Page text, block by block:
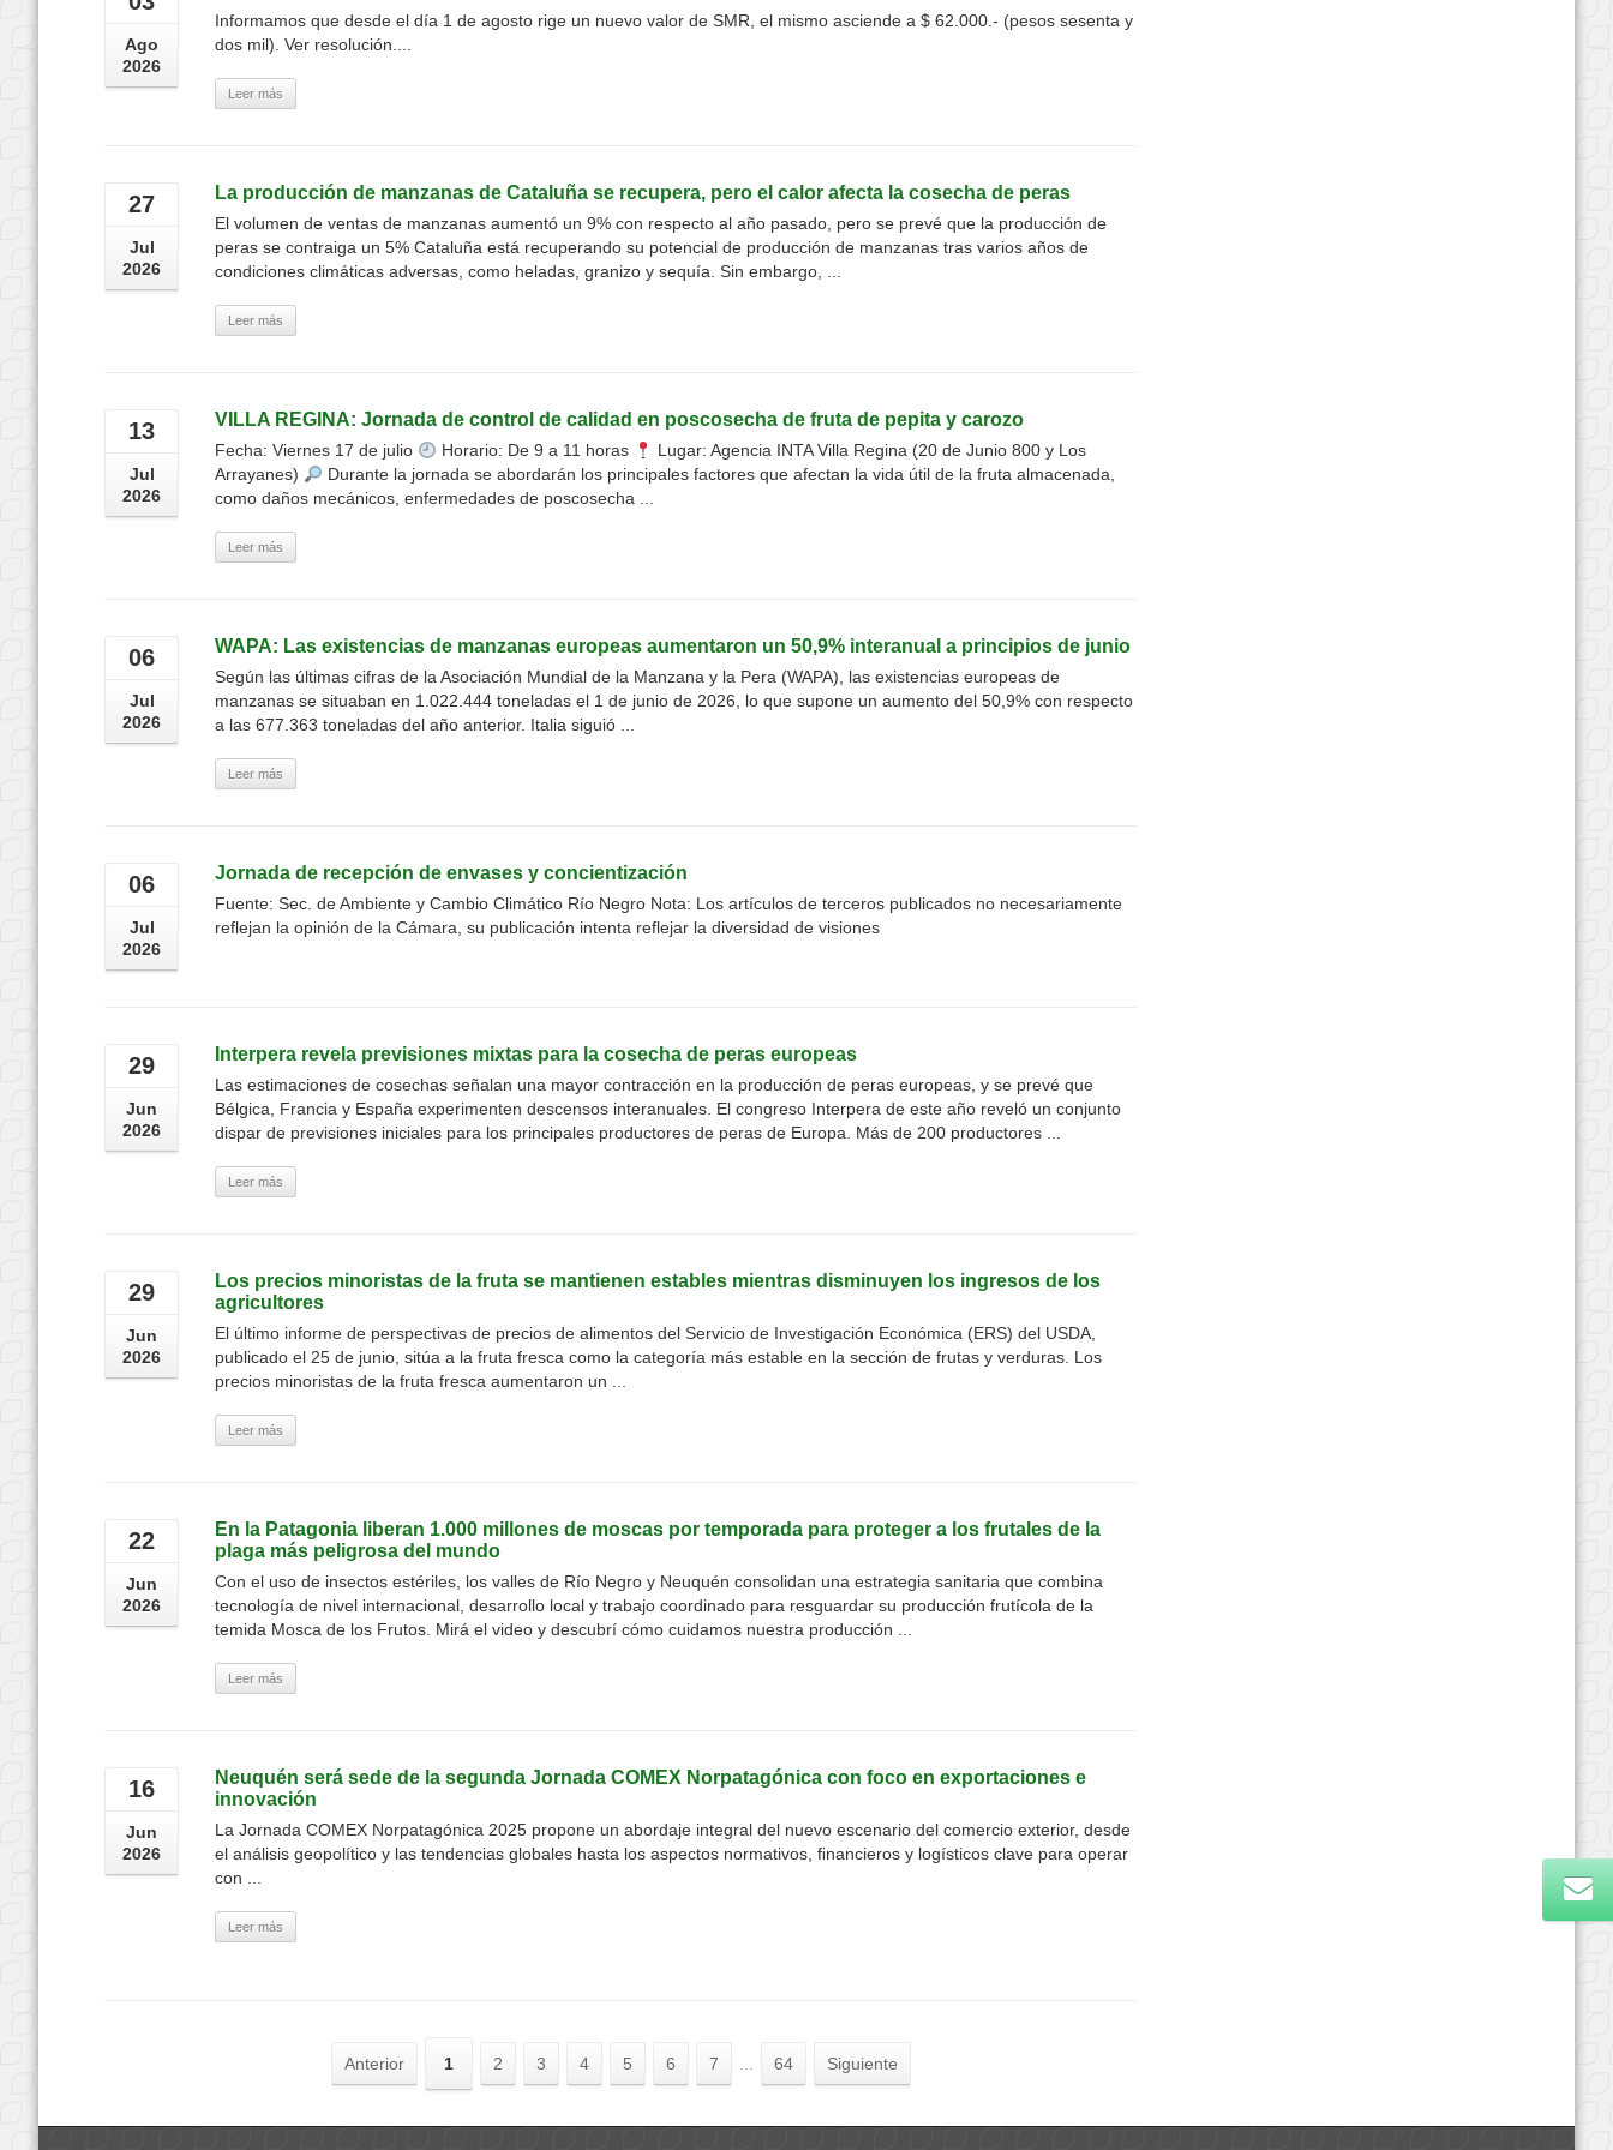
Ago
2026
Informamos que desde el día 1 de agosto rige un nuevo valor de SMR, el mismo asciende a $ 62.000.- (pesos sesenta y
dos mil). Ver resolución....
Leer más
27
Jul
2026
La producción de manzanas de Cataluña se recupera, pero el calor afecta la cosecha de peras
El volumen de ventas de manzanas aumentó un 9% con respecto al año pasado, pero se prevé que la producción de
peras se contraiga un 5% Cataluña está recuperando su potencial de producción de manzanas tras varios años de
condiciones climáticas adversas, como heladas, granizo y sequía. Sin embargo, ...
Leer más
13
Jul
2026
VILLA REGINA: Jornada de control de calidad en poscosecha de fruta de pepita y carozo
Fecha: Viernes 17 de julio Horario: De 9 a 11 horas
Lugar: Agencia INTA Villa Regina (20 de Junio 800 y Los
Arrayanes)
Durante la jornada se abordarán los principales factores que afectan la vida útil de la fruta almacenada,
como daños mecánicos, enfermedades de poscosecha ...
Leer más
06
Jul
2026
WAPA: Las existencias de manzanas europeas aumentaron un 50,9% interanual a principios de junio
Según las últimas cifras de la Asociación Mundial de la Manzana y la Pera (WAPA), las existencias europeas de
manzanas se situaban en 1.022.444 toneladas el 1 de junio de 2026, lo que supone un aumento del 50,9% con respecto
a las 677.363 toneladas del año anterior. Italia siguió ...
Leer más
06
Jul
2026
Jornada de recepción de envases y concientización
Fuente: Sec. de Ambiente y Cambio Climático Río Negro Nota: Los artículos de terceros publicados no necesariamente
reflejan la opinión de la Cámara, su publicación intenta reflejar la diversidad de visiones
29
Jun
2026
Interpera revela previsiones mixtas para la cosecha de peras europeas
Las estimaciones de cosechas señalan una mayor contracción en la producción de peras europeas, y se prevé que
Bélgica, Francia y España experimenten descensos interanuales. El congreso Interpera de este año reveló un conjunto
dispar de previsiones iniciales para los principales productores de peras de Europa. Más de 200 productores ...
Leer más
29
Jun
2026
Los precios minoristas de la fruta se mantienen estables mientras disminuyen los ingresos de los
agricultores
El último informe de perspectivas de precios de alimentos del Servicio de Investigación Económica (ERS) del USDA,
publicado el 25 de junio, sitúa a la fruta fresca como la categoría más estable en la sección de frutas y verduras. Los
precios minoristas de la fruta fresca aumentaron un ...
Leer más
22
Jun
2026
En la Patagonia liberan 1.000 millones de moscas por temporada para proteger a los frutales de la
plaga más peligrosa del mundo
Con el uso de insectos estériles, los valles de Río Negro y Neuquén consolidan una estrategia sanitaria que combina
tecnología de nivel internacional, desarrollo local y trabajo coordinado para resguardar su producción frutícola de la
temida Mosca de los Frutos. Mirá el video y descubrí cómo cuidamos nuestra producción ...
Leer más
16
Jun
2026
Neuquén será sede de la segunda Jornada COMEX Norpatagónica con foco en exportaciones e
innovación
La Jornada COMEX Norpatagónica 2025 propone un abordaje integral del nuevo escenario del comercio exterior, desde
el análisis geopolítico y las tendencias globales hasta los aspectos normativos, ﬁnancieros y logísticos clave para operar
con ...
Leer más
Anterior 1 2 3 4 5 6 7 ... 64 Siguiente